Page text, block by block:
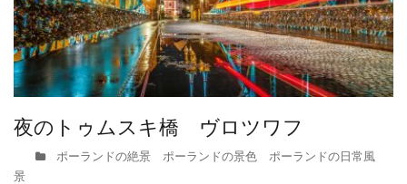
夜のトゥムスキ橋 ヴロツワフ
ポーランドの絶景 ポーランドの景色 ポーランドの日常風
景